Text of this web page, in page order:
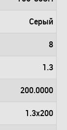
Серый
8
1.3
200.0000
1.3x200